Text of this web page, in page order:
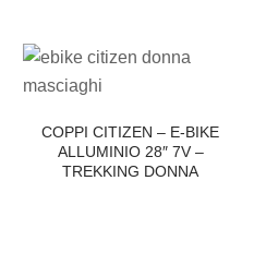
COPPI CITIZEN – E-BIKE
ALLUMINIO 28″ 7V –
TREKKING DONNA